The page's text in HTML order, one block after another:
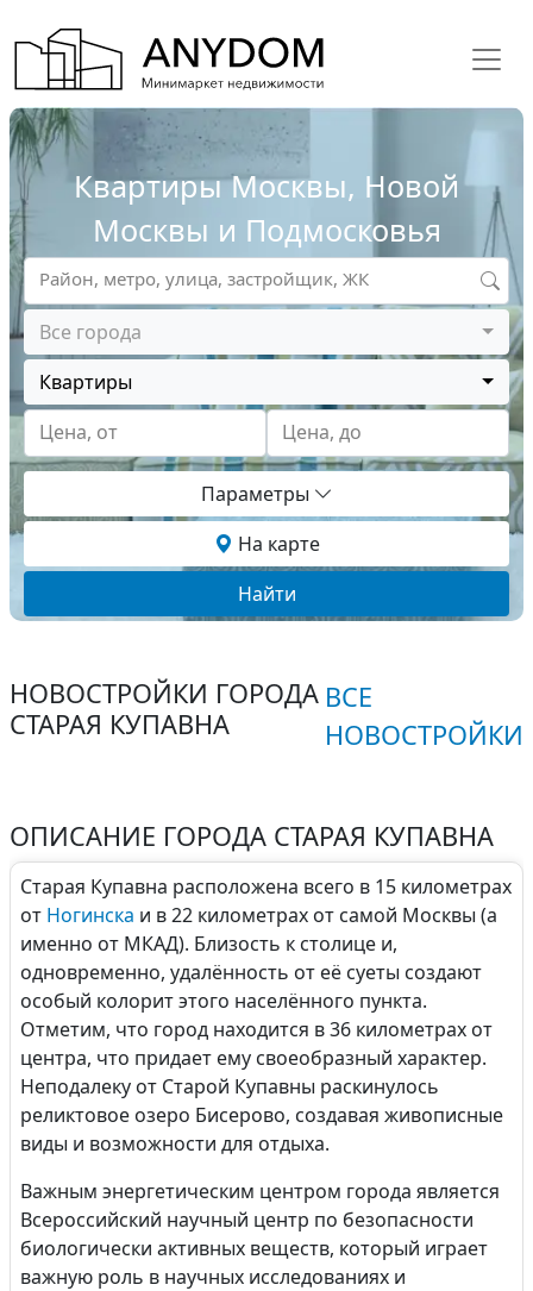
Квартиры Москвы, Новой
Москвы и Подмосковья
Все города
Квартиры
Цена, от
Цена, до
Район, метро, улица, застройщик, ЖК
Параметры
На карте
Найти
НОВОСТРОЙКИ ГОРОДА
СТАРАЯ КУПАВНА
ВСЕ
НОВОСТРОЙКИ
ОПИСАНИЕ ГОРОДА СТАРАЯ КУПАВНА
Старая Купавна расположена всего в 15 километрах
от Ногинска и в 22 километрах от самой Москвы (а
именно от МКАД). Близость к столице и,
одновременно, удалённость от её суеты создают
особый колорит этого населённого пункта.
Отметим, что город находится в 36 километрах от
центра, что придает ему своеобразный характер.
Неподалеку от Старой Купавны раскинулось
реликтовое озеро Бисерово, создавая живописные
виды и возможности для отдыха.
Важным энергетическим центром города является
Всероссийский научный центр по безопасности
биологически активных веществ, который играет
важную роль в научных исследованиях и